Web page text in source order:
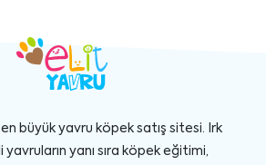
en büyük yavru köpek satış sitesi. Irk
yavruların yanı sıra köpek eğitimi,